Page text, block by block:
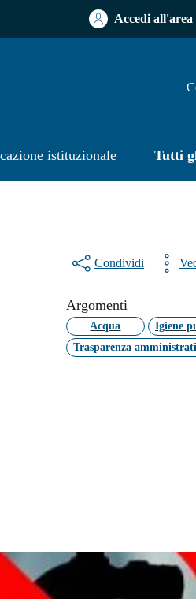
Accedi all'area
istituzionale Tutti
Condividi
Argomenti
Acqua
Igiene
Trasparenza